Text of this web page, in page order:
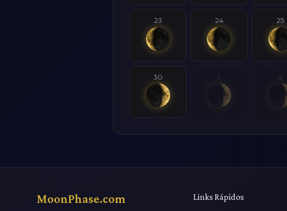
23 24 25
30 1 2
MoonPhase.com Links Rápidos